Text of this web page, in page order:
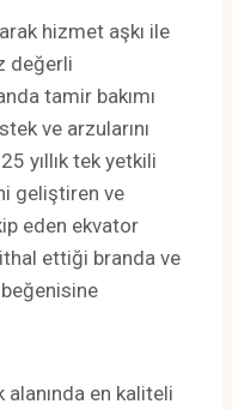
hizmet aşkı ile
değerli
tamir bakımı
ve arzularını
yıllık tek yetkili
geliştiren ve
eden ekvator
ettiği branda ve
en kaliteli